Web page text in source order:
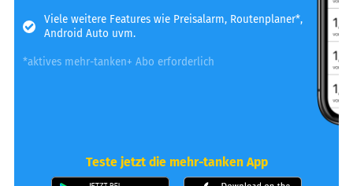
Viele weitere Features wie Preisalarm, Routenplaner*,
Android Auto uvm.
*aktives mehr-tanken+ Abo erforderlich
Teste jetzt die mehr-tanken App